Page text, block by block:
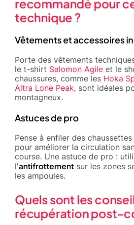
recommandé pour
technique ?
Vêtements et accessoires
Porte des vêtements
le t-shirt Salomon Agile et le
chaussures, comme les Hoka
Altra Lone Peak, sont idéales
montagneux.
Astuces de pro
Pense à enfiler des
pour améliorer la circulation
course. Une astuce de pro :
l'antifrottement sur les zones
les ampoules.
Quels sont les
récupération post-